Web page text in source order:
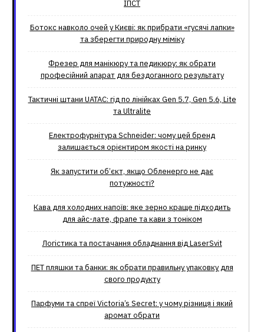
ІПСТ
Ботокс навколо очей у Києві: як прибрати «гусячі лапки»
та зберегти природну міміку
Фрезер для манікюру та педикюру: як обрати
професійний апарат для бездоганного результату
Тактичні штани UATAC: гід по лінійках Gen 5.7, Gen 5.6, Lite
та Ultralite
Електрофурнітура Schneider: чому цей бренд
залишається орієнтиром якості на ринку
Як запустити об’єкт, якщо Обленерго не дає
потужності?
Кава для холодних напоїв: яке зерно краще підходить
для айс-лате, фрапе та кави з тоніком
Логістика та постачання обладнання від LaserSvit
ПЕТ пляшки та банки: як обрати правильну упаковку для
свого продукту
Парфуми та спреї Victoria’s Secret: у чому різниця і який
аромат обрати